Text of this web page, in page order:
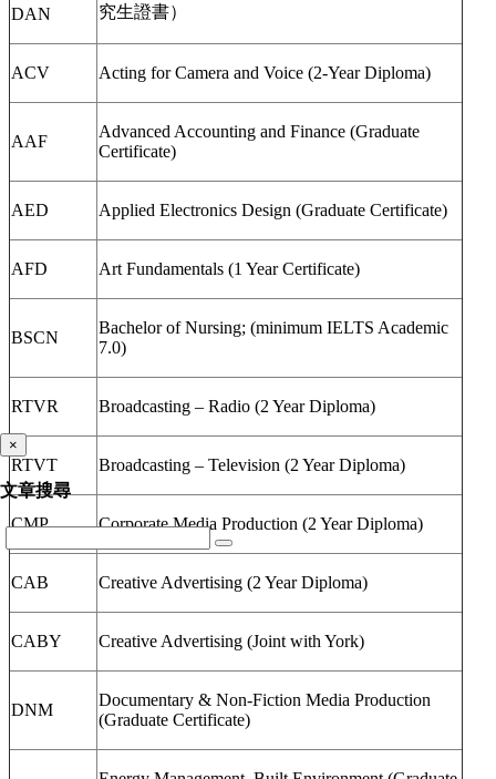
DAN
究生證書）
ACV Acting for Camera and Voice (2-Year Diploma)
AAF
Advanced Accounting and Finance (Graduate
Certificate)
AED Applied Electronics Design (Graduate Certificate)
AFD Art Fundamentals (1 Year Certificate)
BSCN
Bachelor of Nursing; (minimum IELTS Academic
7.0)
RTVR Broadcasting – Radio (2 Year Diploma)
RTVT Broadcasting – Television (2 Year Diploma)
CMP Corporate Media Production (2 Year Diploma)
CAB Creative Advertising (2 Year Diploma)
CABY Creative Advertising (Joint with York)
DNM
Documentary & Non-Fiction Media Production
(Graduate Certificate)
×
文章搜尋